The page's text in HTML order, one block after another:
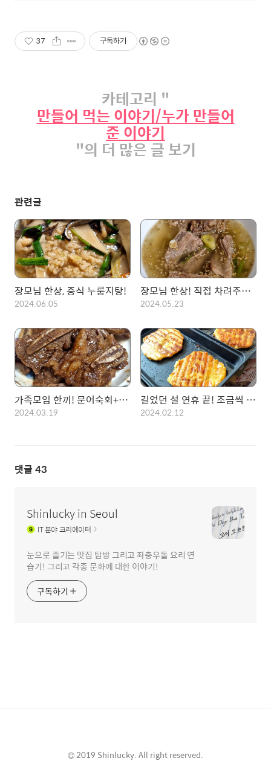
37 구독하기
카테고리 "
만들어 먹는 이야기/누가 만들어
준 이야기
"의 더 많은 글 보기
관련글
장모님 한상, 중식 누룽지탕!
2024.06.05
장모님 한상! 직접 차려주신 생일상! 전복볶음, 닭볶음, 오징어볶음, 갈비탕!
2024.05.23
가족모임 한끼! 문어숙회+육전+LA갈비 등
2024.03.19
길었던 설 연휴 끝! 조금씩 바뀌는 명절 문화, 녹두전 부치는 와이프 고생했다~
2024.02.12
댓글 43
Shinlucky in Seoul
IT분야 크리에이터
눈으로 즐기는 맛집 탐방 그리고 좌충우돌 요리 연
습기! 그리고 각종 문화에 대한 이야기!
구독하기
© 2019 Shinlucky. All right reserved.